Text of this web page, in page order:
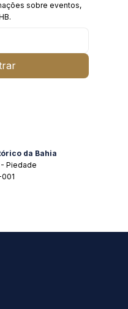
sobre eventos,
da Bahia
Piedade